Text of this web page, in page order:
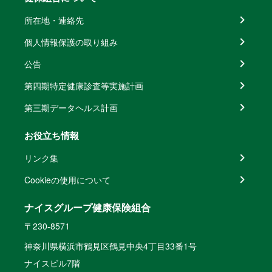
所在地・連絡先
個人情報保護の取り組み
公告
第四期特定健康診査等実施計画
第三期データヘルス計画
お役立ち情報
リンク集
Cookieの使用について
ナイスグループ健康保険組合
〒230-8571
神奈川県横浜市鶴見区鶴見中央4丁目33番1号
ナイスビル7階